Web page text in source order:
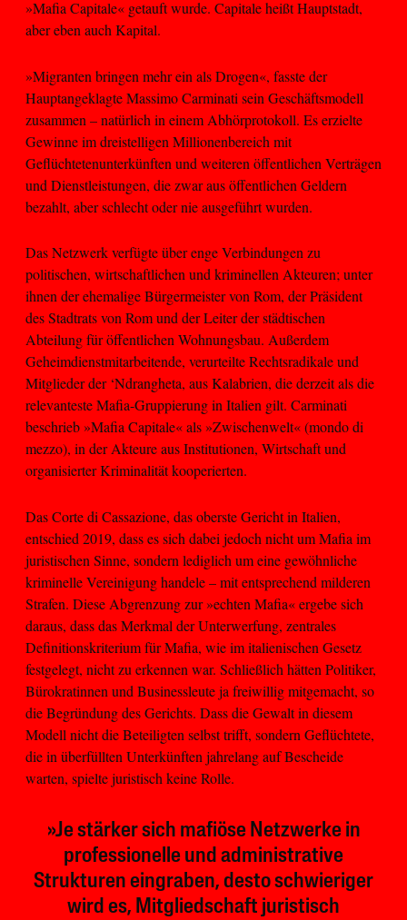
»Mafia Capitale« getauft wurde. Capitale heißt Hauptstadt,
aber eben auch Kapital.
»Migranten bringen mehr ein als Drogen«, fasste der
Hauptangeklagte Massimo Carminati sein Geschäftsmodell
zusammen – natürlich in einem Abhörprotokoll. Es erzielte
Gewinne im dreistelligen Millionenbereich mit
Geflüchtetenunterkünften und weiteren öffentlichen Verträgen
und Dienstleistungen, die zwar aus öffentlichen Geldern
bezahlt, aber schlecht oder nie ausgeführt wurden.
Das Netzwerk verfügte über enge Verbindungen zu
politischen, wirtschaftlichen und kriminellen Akteuren; unter
ihnen der ehemalige Bürgermeister von Rom, der Präsident
des Stadtrats von Rom und der Leiter der städtischen
Abteilung für öffentlichen Wohnungsbau. Außerdem
Geheimdienstmitarbeitende, verurteilte Rechtsradikale und
Mitglieder der ‘Ndrangheta, aus Kalabrien, die derzeit als die
relevanteste Mafia-Gruppierung in Italien gilt. Carminati
beschrieb »Mafia Capitale« als »Zwischenwelt« (mondo di
mezzo), in der Akteure aus Institutionen, Wirtschaft und
organisierter Kriminalität kooperierten.
Das Corte di Cassazione, das oberste Gericht in Italien,
entschied 2019, dass es sich dabei jedoch nicht um Mafia im
juristischen Sinne, sondern lediglich um eine gewöhnliche
kriminelle Vereinigung handele – mit entsprechend milderen
Strafen. Diese Abgrenzung zur »echten Mafia« ergebe sich
daraus, dass das Merkmal der Unterwerfung, zentrales
Definitionskriterium für Mafia, wie im italienischen Gesetz
festgelegt, nicht zu erkennen war. Schließlich hätten Politiker,
Bürokratinnen und Businessleute ja freiwillig mitgemacht, so
die Begründung des Gerichts. Dass die Gewalt in diesem
Modell nicht die Beteiligten selbst trifft, sondern Geflüchtete,
die in überfüllten Unterkünften jahrelang auf Bescheide
warten, spielte juristisch keine Rolle.
»Je stärker sich mafiöse Netzwerke in
professionelle und administrative
Strukturen eingraben, desto schwieriger
wird es, Mitgliedschaft juristisch